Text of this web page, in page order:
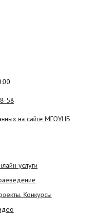
58
на сайте МГОУНБ
услуги
Конкурсы